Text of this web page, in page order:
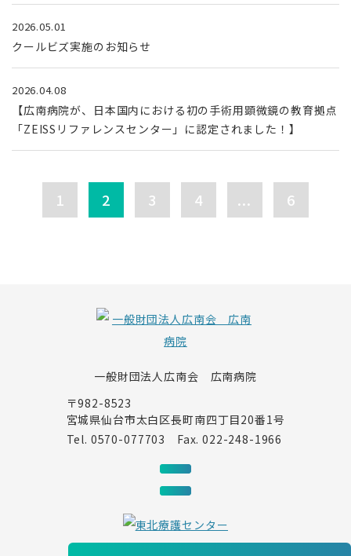
2026.05.01
クールビズ実施のお知らせ
2026.04.08
【広南病院が、日本国内における初の手術用顕微鏡の教育拠点
「ZEISSリファレンスセンター」に認定されました！】
1 2 3 4 ... 6
一般財団法人広南会 広南病院
〒982-8523
宮城県仙台市太白区長町南四丁目20番1号
Tel. 0570-077703 Fax. 022-248-1966